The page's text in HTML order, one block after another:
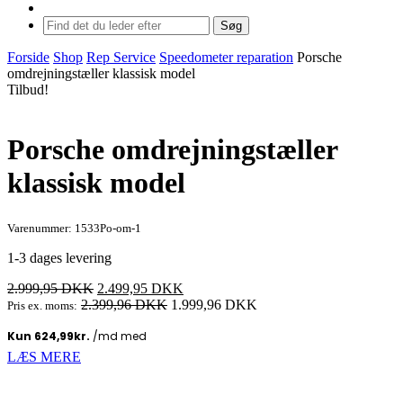
Søg
Forside Shop Rep Service Speedometer reparation Porsche
omdrejningstæller klassisk model
Tilbud!
Porsche omdrejningstæller
klassisk model
Varenummer: 1533Po-om-1
1-3 dages levering
2.999,95DKK Den
oprindelige
var:
2.499,95 DKK
aktuelle
Pris ex. moms: 2.399,96DKK 1.999,96 DKK
LÆS MERE